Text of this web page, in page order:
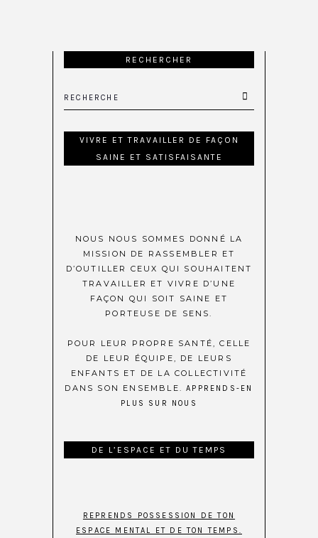
RECHERCHER
VIVRE ET TRAVAILLER DE FAÇON
SAINE ET SATISFAISANTE
NOUS NOUS SOMMES DONNÉ LA
MISSION DE RASSEMBLER ET
D’OUTILLER CEUX QUI SOUHAITENT
TRAVAILLER ET VIVRE D’UNE
FAÇON QUI SOIT SAINE ET
PORTEUSE DE SENS.
POUR LEUR PROPRE SANTÉ, CELLE
DE LEUR ÉQUIPE, DE LEURS
ENFANTS ET DE LA COLLECTIVITÉ
DANS SON ENSEMBLE.APPRENDS-EN
PLUS SUR NOUS
DE L’ESPACE ET DU TEMPS
REPRENDS POSSESSION DE TON
ESPACE MENTAL ET DE TON TEMPS.